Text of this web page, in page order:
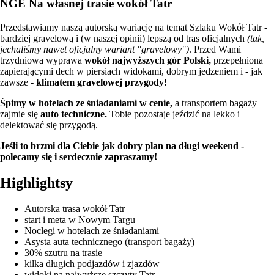
NGE Na własnej trasie wokół Tatr
Przedstawiamy naszą autorską wariację na temat Szlaku Wokół Tatr -
bardziej gravelową i (w naszej opinii) lepszą od tras oficjalnych (tak,
jechaliśmy nawet oficjalny wariant "gravelowy"). Przed Wami
trzydniowa wyprawa wokół najwyższych gór Polski, przepełniona
zapierającymi dech w piersiach widokami, dobrym jedzeniem i - jak
zawsze - klimatem gravelowej przygody!
Śpimy w hotelach ze śniadaniami w cenie, a transportem bagaży
zajmie się auto techniczne. Tobie pozostaje jeździć na lekko i
delektować się przygodą.
Jeśli to brzmi dla Ciebie jak dobry plan na długi weekend -
polecamy się i serdecznie zapraszamy!
Highlightsy
Autorska trasa wokół Tatr
start i meta w Nowym Targu
Noclegi w hotelach ze śniadaniami
Asysta auta technicznego (transport bagaży)
30% szutru na trasie
kilka długich podjazdów i zjazdów